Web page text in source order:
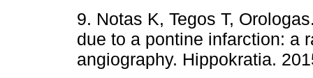
9. Notas K, Tegos T,
due to a pontine infarction: a
angiography. Hippokratia.